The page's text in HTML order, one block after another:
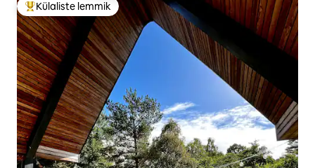
Külaliste suur lemmik
Külaliste lemmik